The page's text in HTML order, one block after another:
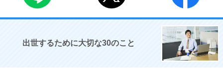
出世するために大切な30のこと